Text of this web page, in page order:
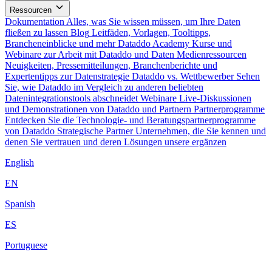
Ressourcen
Dokumentation Alles, was Sie wissen müssen, um Ihre Daten
fließen zu lassen Blog Leitfäden, Vorlagen, Tooltipps,
Brancheneinblicke und mehr Dataddo Academy Kurse und
Webinare zur Arbeit mit Dataddo und Daten Medienressourcen
Neuigkeiten, Pressemitteilungen, Branchenberichte und
Expertentipps zur Datenstrategie Dataddo vs. Wettbewerber Sehen
Sie, wie Dataddo im Vergleich zu anderen beliebten
Datenintegrationstools abschneidet Webinare Live-Diskussionen
und Demonstrationen von Dataddo und Partnern Partnerprogramme
Entdecken Sie die Technologie- und Beratungspartnerprogramme
von Dataddo Strategische Partner Unternehmen, die Sie kennen und
denen Sie vertrauen und deren Lösungen unsere ergänzen
English
EN
Spanish
ES
Portuguese